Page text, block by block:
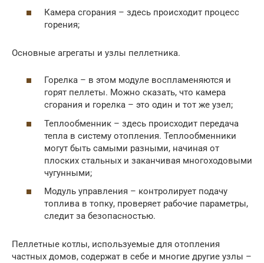
Камера сгорания – здесь происходит процесс
горения;
Основные агрегаты и узлы пеллетника.
Горелка – в этом модуле воспламеняются и
горят пеллеты. Можно сказать, что камера
сгорания и горелка – это один и тот же узел;
Теплообменник – здесь происходит передача
тепла в систему отопления. Теплообменники
могут быть самыми разными, начиная от
плоских стальных и заканчивая многоходовыми
чугунными;
Модуль управления – контролирует подачу
топлива в топку, проверяет рабочие параметры,
следит за безопасностью.
Пеллетные котлы, используемые для отопления
частных домов, содержат в себе и многие другие узлы –